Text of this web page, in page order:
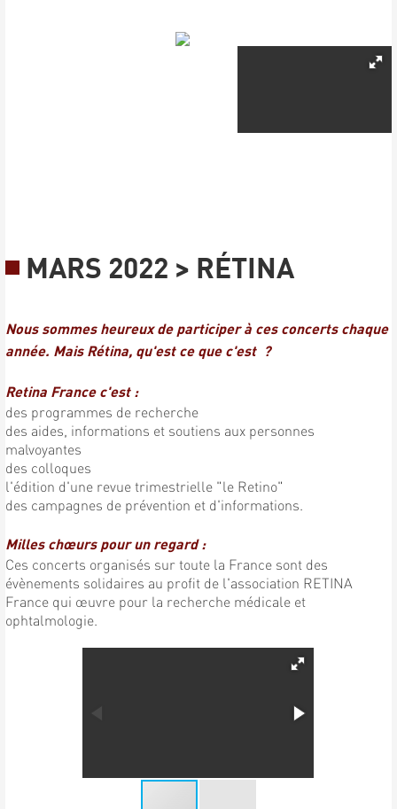
MARS 2022 > RÉTINA
Nous sommes heureux de participer à ces concerts chaque
année. Mais Rétina, qu'est ce que c'est ?
Retina France c'est :
des programmes de recherche
des aides, informations et soutiens aux personnes
malvoyantes
des colloques
l'édition d'une revue trimestrielle "le Retino"
des campagnes de prévention et d'informations.
Milles chœurs pour un regard :
Ces concerts organisés sur toute la France sont des
évènements solidaires au profit de l'association RETINA
France qui œuvre pour la recherche médicale et
ophtalmologie.